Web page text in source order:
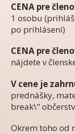
CENA pre
1 osobu
po prihlásení)
CENA pre
nájdete v
V cene je
prednášky,
break\"
Okrem toho od